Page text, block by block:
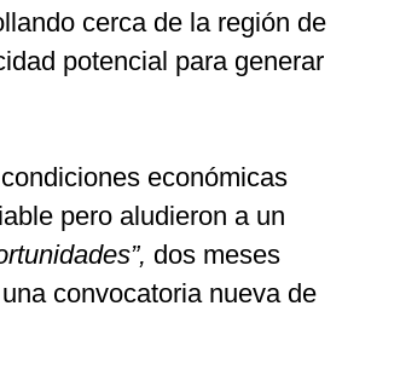
cerca de la región de
potencial para generar
económicas
pero aludieron a un
dos meses
convocatoria nueva de